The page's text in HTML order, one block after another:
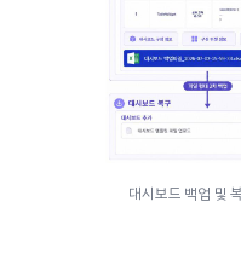
대시보드 백업 및